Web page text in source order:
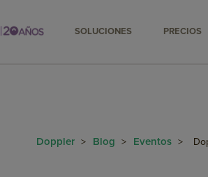
SOLUCIONES PRECIOS
Doppler > Blog > Eventos >